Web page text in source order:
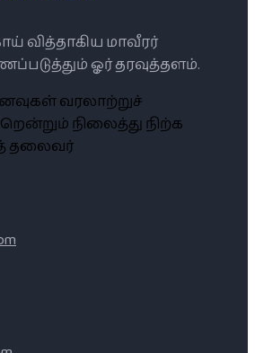
வித்தாகிய மாவீரர்
ஓர் தரவுத்தளம்.
வரலாற்றுச்
நிலைத்து நிற்க
தலைவர்